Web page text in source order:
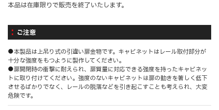
本品は在庫限りで販売を終了いたします。
ご注意
●本製品は上吊り式の引違い扉金物です。キャビネットはレール取付部分が
十分な強度をもつように製作してください。
●扉開閉時の衝撃に耐えられ、扉質量に対応できる強度を持ったキャビネッ
トに取り付けてください。強度のないキャビネットは扉の動きを著しく低下
させるばかりでなく、レールの脱落などを引き起こすことも考えられ、大変
危険です。